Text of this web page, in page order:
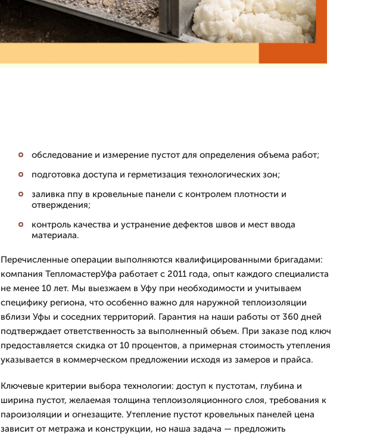
обследование и измерение пустот для определения объема работ;
подготовка доступа и герметизация технологических зон;
заливка ппу в кровельные панели с контролем плотности и
отверждения;
контроль качества и устранение дефектов швов и мест ввода
материала.
Перечисленные операции выполняются квалифицированными бригадами:
компания ТепломастерУфа работает с 2011 года, опыт каждого специалиста
не менее 10 лет. Мы выезжаем в Уфу при необходимости и учитываем
специфику региона, что особенно важно для наружной теплоизоляции
вблизи Уфы и соседних территорий. Гарантия на наши работы от 360 дней
подтверждает ответственность за выполненный объем. При заказе под ключ
предоставляется скидка от 10 процентов, а примерная стоимость утепления
указывается в коммерческом предложении исходя из замеров и прайса.
Ключевые критерии выбора технологии: доступ к пустотам, глубина и
ширина пустот, желаемая толщина теплоизоляционного слоя, требования к
пароизоляции и огнезащите. Утепление пустот кровельных панелей цена
зависит от метража и конструкции, но наша задача — предложить